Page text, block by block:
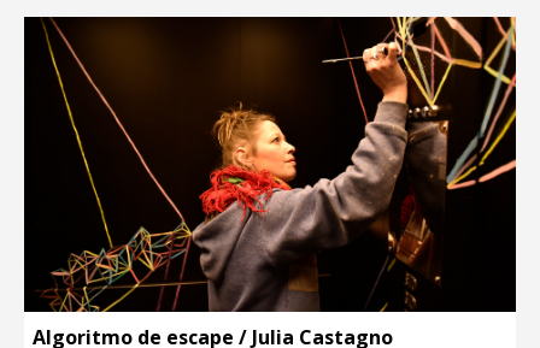
Algoritmo de escape / Julia Castagno